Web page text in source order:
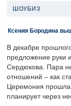
ШОУБИЗ
Ксения Бородина
В декабре
предложение руки
Сердюкова. Пара
отношений – как
Церемония прошла
планирует через